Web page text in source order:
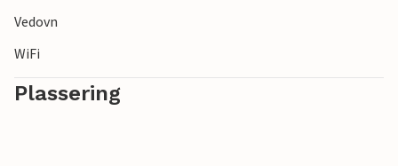
Vedovn
WiFi
Plassering